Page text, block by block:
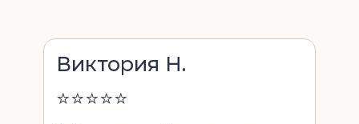
⭐⭐⭐⭐⭐
Виктория Н.